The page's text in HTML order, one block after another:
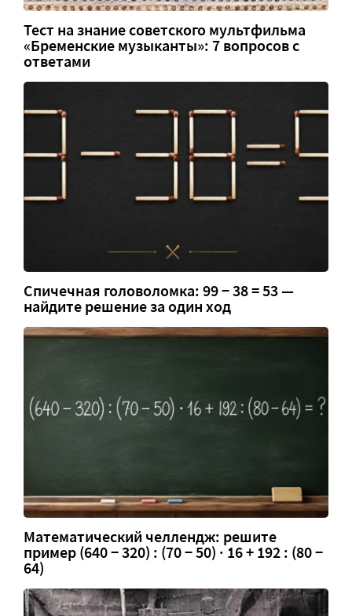
Тест на знание советского мультфильма
«Бременские музыканты»: 7 вопросов с
ответами
Спичечная головоломка: 99 − 38 = 53 —
найдите решение за один ход
Математический челлендж: решите
пример (640 − 320) : (70 − 50) · 16 + 192 : (80 −
64)